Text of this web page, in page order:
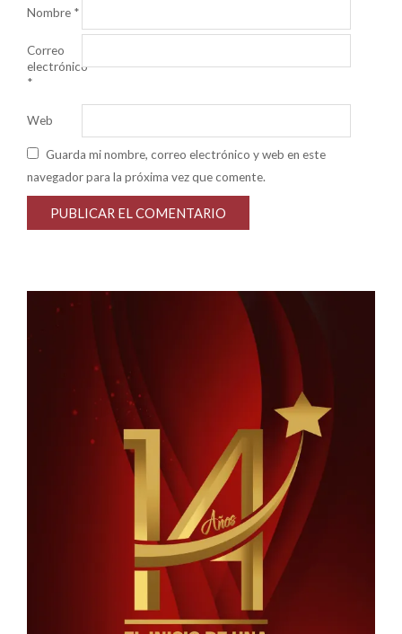
Nombre *
Correo
electrónico
*
Web
Guarda mi nombre, correo electrónico y web en este
navegador para la próxima vez que comente.